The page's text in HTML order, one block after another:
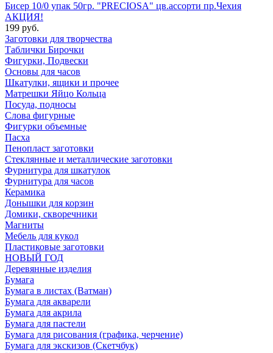
Бисер 10/0 упак 50гр. "PRECIOSA" цв.ассорти пр.Чехия
АКЦИЯ!
199 руб.
Заготовки для творчества
Таблички Бирочки
Фигурки, Подвески
Основы для часов
Шкатулки, ящики и прочее
Матрешки Яйцо Кольца
Посуда, подносы
Слова фигурные
Фигурки объемные
Пасха
Пенопласт заготовки
Стеклянные и металлические заготовки
Фурнитура для шкатулок
Фурнитура для часов
Керамика
Донышки для корзин
Домики, скворечники
Магниты
Мебель для кукол
Пластиковые заготовки
НОВЫЙ ГОД
Деревянные изделия
Бумага
Бумага в листах (Ватман)
Бумага для акварели
Бумага для акрила
Бумага для пастели
Бумага для рисования (графика, черчение)
Бумага для экскизов (Скетчбук)